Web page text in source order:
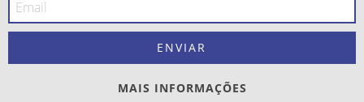
MAIS INFORMAÇÕES